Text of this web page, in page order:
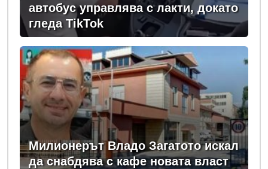
автобус управлява с лакти, докато
гледа TikTok
Милионерът Владо Загатото искал
да снабдява с кафе новата власт